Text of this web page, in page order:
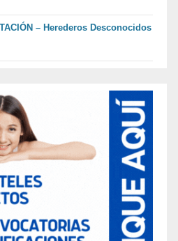
– Herederos Desconocidos